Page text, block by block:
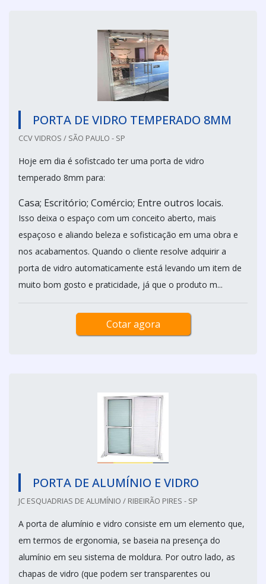
PORTA DE VIDRO TEMPERADO 8MM
CCV VIDROS / SÃO PAULO - SP
Hoje em dia é sofistcado ter uma porta de vidro
temperado 8mm para:
Casa; Escritório; Comércio; Entre outros locais.
Isso deixa o espaço com um conceito aberto, mais
espaçoso e aliando beleza e sofisticação em uma obra e
nos acabamentos. Quando o cliente resolve adquirir a
porta de vidro automaticamente está levando um item de
muito bom gosto e praticidade, já que o produto m...
Cotar agora
PORTA DE ALUMÍNIO E VIDRO
JC ESQUADRIAS DE ALUMÍNIO / RIBEIRÃO PIRES - SP
A porta de alumínio e vidro consiste em um elemento que,
em termos de ergonomia, se baseia na presença do
alumínio em seu sistema de moldura. Por outro lado, as
chapas de vidro (que podem ser transparentes ou